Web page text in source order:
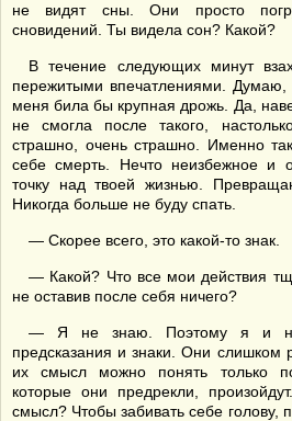
не видят сны. Они просто
сновидений. Ты видела сон? Какой?
В течение следующих минут
пережитыми впечатлениями.
меня била бы крупная дрожь. Да,
не смогла после такого,
страшно, очень страшно. Именно
себе смерть. Нечто неизбежное и
точку над твоей жизнью.
Никогда больше не буду спать.
— Скорее всего, это какой-то знак.
— Какой? Что все мои действия
не оставив после себя ничего?
— Я не знаю. Поэтому я и не
предсказания и знаки. Они слишком
их смысл можно понять только
которые они предрекли,
смысл? Чтобы забивать себе голову,